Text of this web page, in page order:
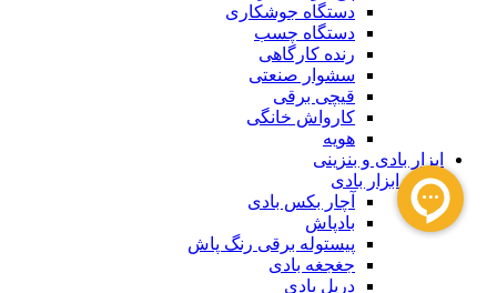
دستگاه جوشکاری
دستگاه چسب
رنده کارگاهی
سشوار صنعتی
قیچی برقی
کارواش خانگی
هویه
ابزار بادی و بنزینی
ابزار بادی
آچار بکس بادی
بادپاش
پیستوله برقی رنگ پاش
جغجغه بادی
دریل بادی